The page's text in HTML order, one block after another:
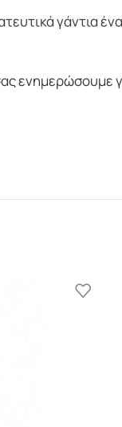
γάντια
ενημερώσουμε